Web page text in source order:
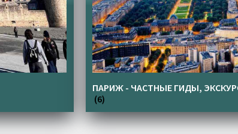
ПАРИЖ - ЧАСТНЫЕ ГИДЫ,
(6)